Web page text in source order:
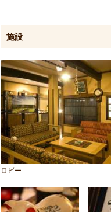
施設
ロビー